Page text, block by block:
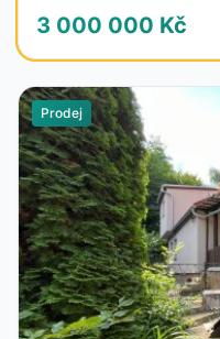
3 000 000 Kč
Prodej